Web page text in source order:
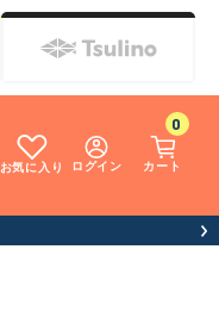
お気に入り ログイン カート
0